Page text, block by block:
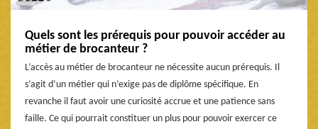
Quels sont les prérequis pour pouvoir accéder au
métier de brocanteur ?
L’accès au métier de brocanteur ne nécessite aucun prérequis. Il
s’agit d’un métier qui n’exige pas de diplôme spécifique. En
revanche il faut avoir une curiosité accrue et une patience sans
faille. Ce qui pourrait constituer un plus pour pouvoir exercer ce